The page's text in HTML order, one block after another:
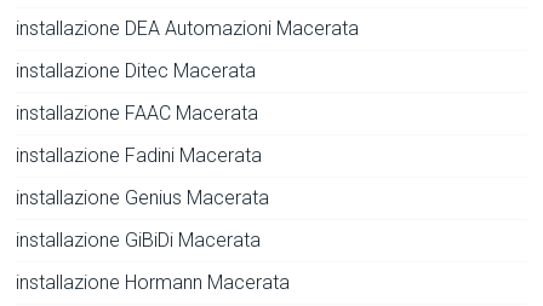
installazione DEA Automazioni Macerata
installazione Ditec Macerata
installazione FAAC Macerata
installazione Fadini Macerata
installazione Genius Macerata
installazione GiBiDi Macerata
installazione Hormann Macerata